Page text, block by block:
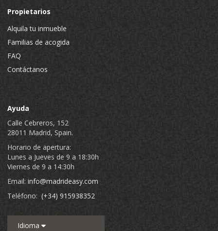
Propietarios
Alquila tu inmueble
Familias de acogida
FAQ
Contáctanos
Ayuda
Calle Cebreros, 152
28011 Madrid, Spain.
Horario de apertura:
Lunes a Jueves de 9 a 18:30h
Viernes de 9 a 14:30h
Email: info@madrideasy.com
Teléfono: (+34) 915938352
Idioma